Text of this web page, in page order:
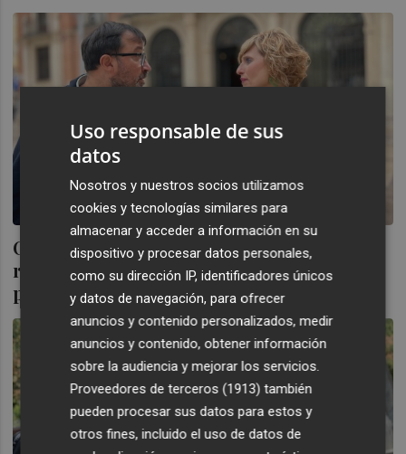
Compromís exige a la Diputación crear
refugios climáticos en los espacios
públicos municipales
Uso responsable de sus
datos
Nosotros y nuestros socios utilizamos
cookies y tecnologías similares para
almacenar y acceder a información en su
dispositivo y procesar datos personales,
como su dirección IP, identificadores únicos
y datos de navegación, para ofrecer
anuncios y contenido personalizados, medir
anuncios y contenido, obtener información
sobre la audiencia y mejorar los servicios.
Proveedores de terceros (1913) también
pueden procesar sus datos para estos y
otros fines, incluido el uso de datos de